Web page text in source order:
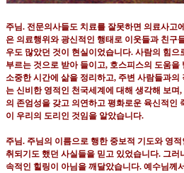
주님. 전문의사들도 치료를 잘못하면 의료사고
은 의료행위와 광신적인 행태로 이웃들과 친구
우도 많았던 것이 현실이었습니다. 사람의 힘으
부르는 것으로 받아 들이고, 호스피스의 도움을
소중한 시간에 삶을 정리하고, 주변 사람들과의
는 신비한 영적인 천국세계에 대해 생각해 보며,
의 존엄성을 갖고 의연하고 평화로운 육신적인
이 우리의 도리인 것임을 알았습니다.
주님. 주님의 이름으로 행한 중보적 기도와 영
취되기도 했던 사실들을 믿고 있었습니다. 그러
속적인 힐링이 아님을 깨달았습니다. 예수님께